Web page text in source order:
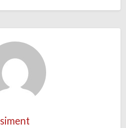
siment